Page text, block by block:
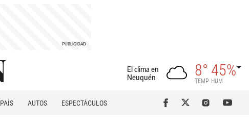
El clima en
Neuquén
8°
TEMP
45%
HUM
PAÍS AUTOS
ESPECTÁCULOS